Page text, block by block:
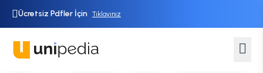
Ücretsiz Pdfler İçin Tıklayınız